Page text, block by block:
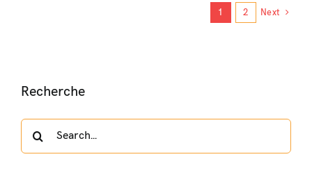
1 2 Next
Recherche